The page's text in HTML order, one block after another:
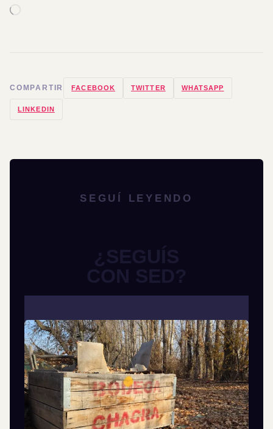
COMPARTIR FACEBOOK TWITTER WHATSAPP
LINKEDIN
SEGUÍ LEYENDO
¿SEGUÍS
CON SED?